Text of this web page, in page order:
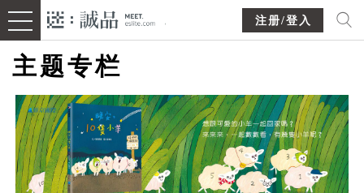
注册/登入
主题专栏